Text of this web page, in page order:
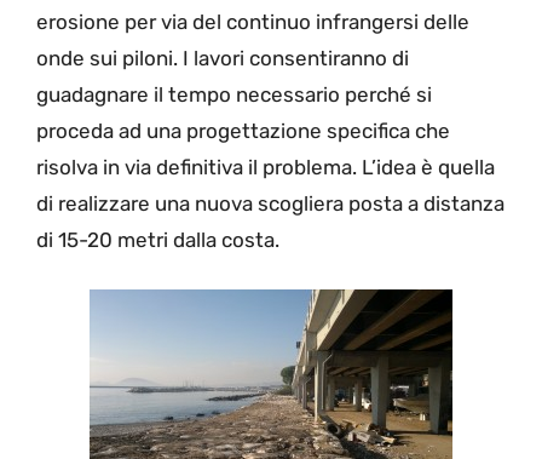
erosione per via del continuo infrangersi delle
onde sui piloni. I lavori consentiranno di
guadagnare il tempo necessario perché si
proceda ad una progettazione specifica che
risolva in via definitiva il problema. L’idea è quella
di realizzare una nuova scogliera posta a distanza
di 15-20 metri dalla costa.